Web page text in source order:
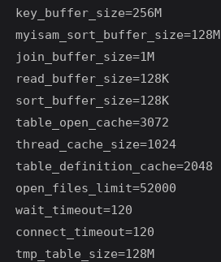
key_buffer_size=256M
myisam_sort_buffer_size=128M
join_buffer_size=1M
read_buffer_size=128K
sort_buffer_size=128K
table_open_cache=3072
thread_cache_size=1024
table_definition_cache=2048
open_files_limit=52000
wait_timeout=120
connect_timeout=120
tmp_table_size=128M